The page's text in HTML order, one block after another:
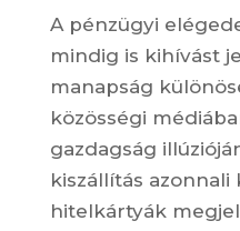
A pénzügyi
mindig is kihívást
manapság
közösségi
gazdagság
kiszállítás
hitelkártyák